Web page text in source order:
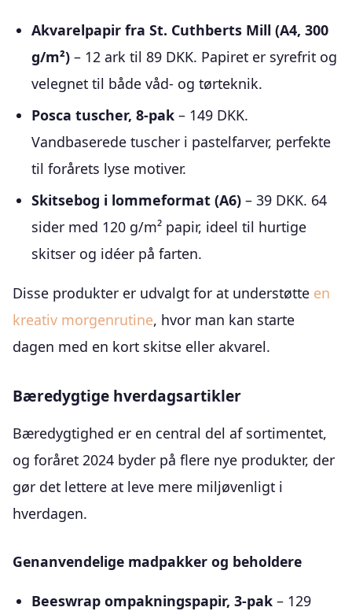
Akvarelpapir fra St. Cuthberts Mill (A4, 300
g/m²) – 12 ark til 89 DKK. Papiret er syrefrit og
velegnet til både våd- og tørteknik.
Posca tuscher, 8-pak – 149 DKK.
Vandbaserede tuscher i pastelfarver, perfekte
til forårets lyse motiver.
Skitsebog i lommeformat (A6) – 39 DKK. 64
sider med 120 g/m² papir, ideel til hurtige
skitser og idéer på farten.
Disse produkter er udvalgt for at understøtte en
kreativ morgenrutine, hvor man kan starte
dagen med en kort skitse eller akvarel.
Bæredygtige hverdagsartikler
Bæredygtighed er en central del af sortimentet,
og foråret 2024 byder på flere nye produkter, der
gør det lettere at leve mere miljøvenligt i
hverdagen.
Genanvendelige madpakker og beholdere
Beeswrap ompakningspapir, 3-pak – 129